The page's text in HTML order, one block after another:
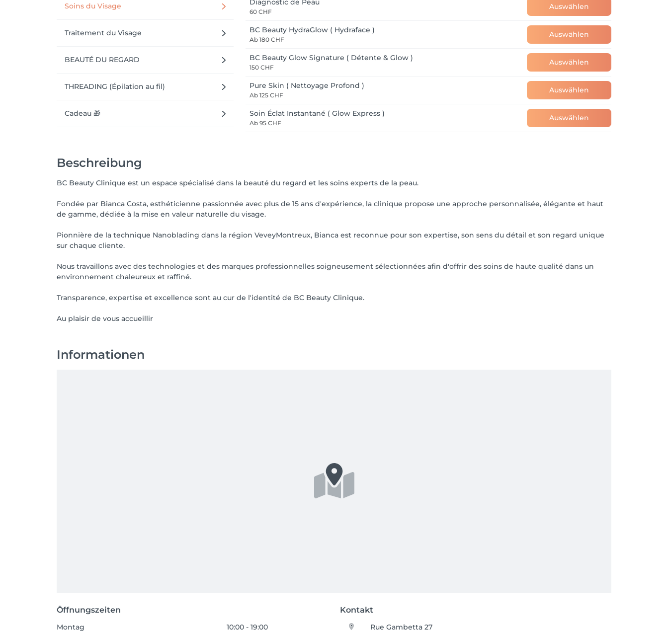
Soins du Visage
Traitement du Visage
BEAUTÉ DU REGARD
THREADING (Épilation au fil)
Cadeau 🎁
Diagnostic de Peau
60 CHF
Auswählen
BC Beauty HydraGlow ( Hydraface )
Ab 180 CHF
Auswählen
BC Beauty Glow Signature ( Détente & Glow )
150 CHF
Auswählen
Pure Skin ( Nettoyage Profond )
Ab 125 CHF
Auswählen
Soin Éclat Instantané ( Glow Express )
Ab 95 CHF
Auswählen
Beschreibung
BC Beauty Clinique est un espace spécialisé dans la beauté du regard et les soins experts de la peau.
Fondée par Bianca Costa, esthéticienne passionnée avec plus de 15 ans d'expérience, la clinique propose une approche personnalisée, élégante et haut
de gamme, dédiée à la mise en valeur naturelle du visage.
Pionnière de la technique Nanoblading dans la région VeveyMontreux, Bianca est reconnue pour son expertise, son sens du détail et son regard unique
sur chaque cliente.
Nous travaillons avec des technologies et des marques professionnelles soigneusement sélectionnées afin d'offrir des soins de haute qualité dans un
environnement chaleureux et raffiné.
Transparence, expertise et excellence sont au cur de l'identité de BC Beauty Clinique.
Au plaisir de vous accueillir
Informationen
Öffnungszeiten Kontakt
Montag
10:00 - 19:00
Rue Gambetta 27